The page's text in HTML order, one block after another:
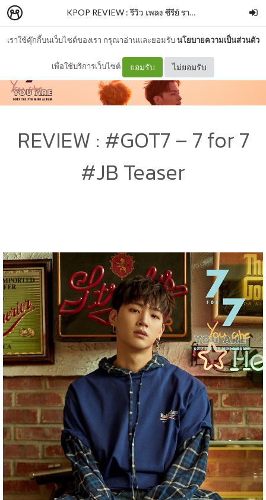
เราใช้คุ๊กกี้บนเว็บไซต์ของเรา กรุณาอ่านและยอมรับนโยบายความเป็นส่วนตัว
เพื่อใช้บริการเว็บไซต์ ยอมรับ ไม่ยอมรับ
KPOP REVIEW : รีวิว เพลง ซีรีย์ รายการ ฯลฯ
REVIEW : #GOT7 – 7 for 7
#JB Teaser